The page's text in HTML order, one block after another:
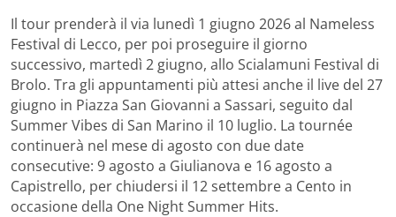
Il tour prenderà il via lunedì 1 giugno 2026 al Nameless
Festival di Lecco, per poi proseguire il giorno
successivo, martedì 2 giugno, allo Scialamuni Festival di
Brolo. Tra gli appuntamenti più attesi anche il live del 27
giugno in Piazza San Giovanni a Sassari, seguito dal
Summer Vibes di San Marino il 10 luglio. La tournée
continuerà nel mese di agosto con due date
consecutive: 9 agosto a Giulianova e 16 agosto a
Capistrello, per chiudersi il 12 settembre a Cento in
occasione della One Night Summer Hits.